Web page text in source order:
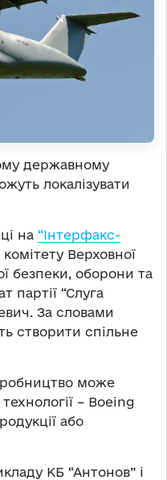
державному
локалізувати
на “Інтерфакс-
Верховної
безпеки, оборони та
партії “Слуга
За словами
створити спільне
може
– Boeing
або
КБ “Антонов” і